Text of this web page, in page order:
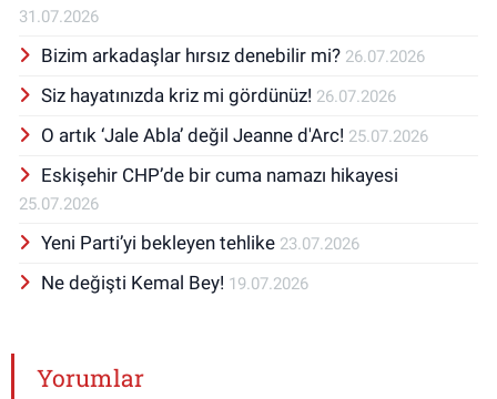
31.07.2026
Bizim arkadaşlar hırsız denebilir mi? 26.07.2026
Siz hayatınızda kriz mi gördünüz! 26.07.2026
O artık ‘Jale Abla’ değil Jeanne d'Arc! 25.07.2026
Eskişehir CHP’de bir cuma namazı hikayesi
25.07.2026
Yeni Parti’yi bekleyen tehlike 23.07.2026
Ne değişti Kemal Bey! 19.07.2026
Yorumlar